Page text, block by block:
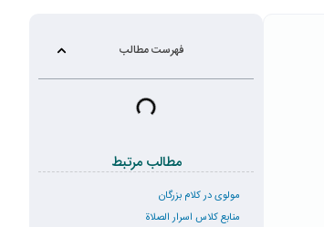
فهرست مطالب
مطالب مرتبط
مولوی در کلام بزرگان
منابع کلاس اسرار الصلاة